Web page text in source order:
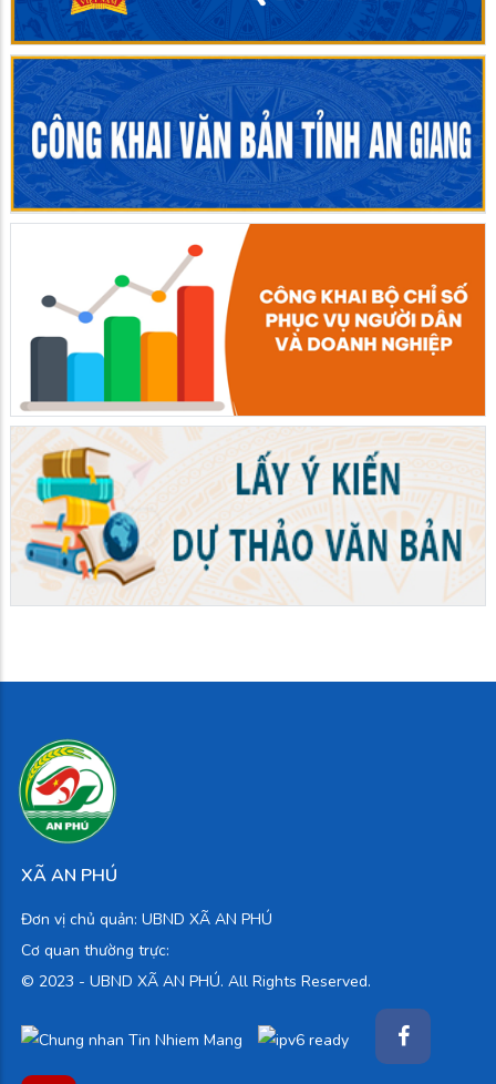
XÃ AN PHÚ
Đơn vị chủ quản: UBND XÃ AN PHÚ
Cơ quan thường trực:
© 2023 - UBND XÃ AN PHÚ. All Rights Reserved.